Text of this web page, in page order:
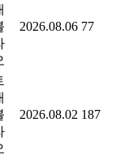
2026.08.06 77
2026.08.02 187